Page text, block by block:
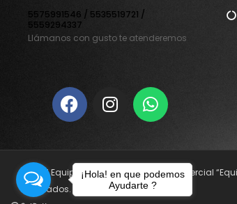
5575991546 / 5535519721 /
5559294337
Llámanos con gusto te atenderemos
© 2021 Equipamiento Elite. Nombre Comercial
reservados.
¡Hola! en que podemos
Ayudarte ?